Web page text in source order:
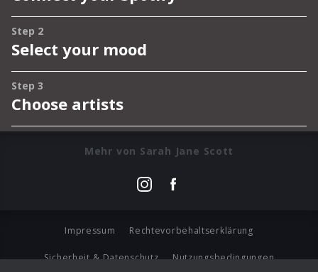
Mehr von Sarah Jane Scott
Impressum Rechtevorbehaltserklärung
Sicherheit & Datenschutz Nutzungsbedingungen